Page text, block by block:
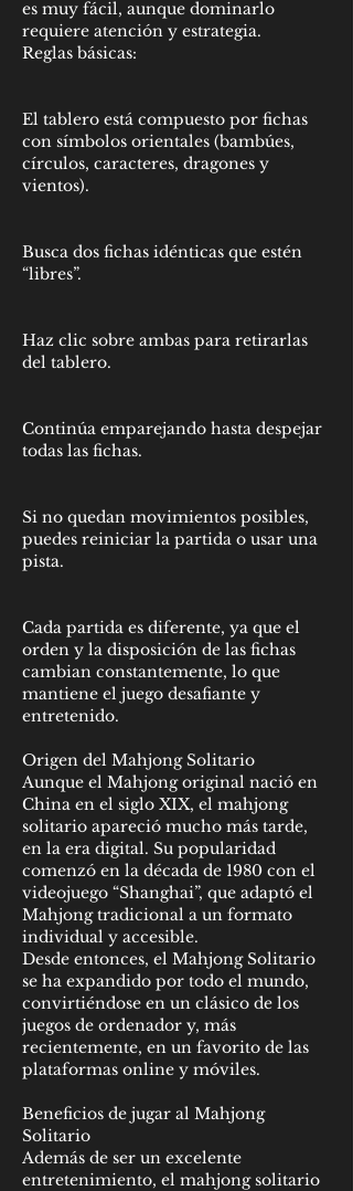
es muy fácil, aunque dominarlo
requiere atención y estrategia.
Reglas básicas:
El tablero está compuesto por fichas
con símbolos orientales (bambúes,
círculos, caracteres, dragones y
vientos).
Busca dos fichas idénticas que estén
“libres”.
Haz clic sobre ambas para retirarlas
del tablero.
Continúa emparejando hasta despejar
todas las fichas.
Si no quedan movimientos posibles,
puedes reiniciar la partida o usar una
pista.
Cada partida es diferente, ya que el
orden y la disposición de las fichas
cambian constantemente, lo que
mantiene el juego desafiante y
entretenido.
Origen del Mahjong Solitario
Aunque el Mahjong original nació en
China en el siglo XIX, el mahjong
solitario apareció mucho más tarde,
en la era digital. Su popularidad
comenzó en la década de 1980 con el
videojuego “Shanghai”, que adaptó el
Mahjong tradicional a un formato
individual y accesible.
Desde entonces, el Mahjong Solitario
se ha expandido por todo el mundo,
convirtiéndose en un clásico de los
juegos de ordenador y, más
recientemente, en un favorito de las
plataformas online y móviles.
Beneficios de jugar al Mahjong
Solitario
Además de ser un excelente
entretenimiento, el mahjong solitario